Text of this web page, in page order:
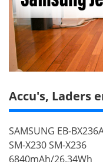
Accu's, Laders
SAMSUNG EB-
SM-X230 SM-X236
6840mAh/26.34Wh